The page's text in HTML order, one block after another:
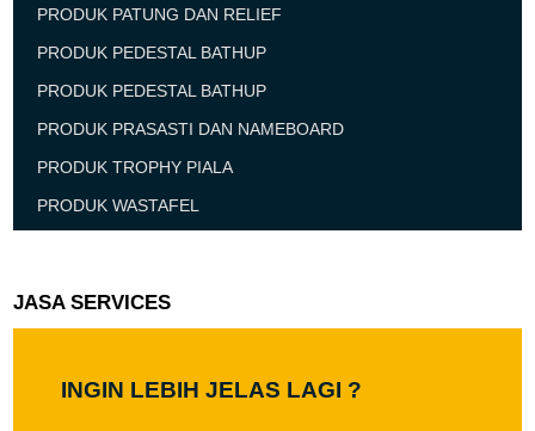
PRODUK PATUNG DAN RELIEF
PRODUK PEDESTAL BATHUP
PRODUK PEDESTAL BATHUP
PRODUK PRASASTI DAN NAMEBOARD
PRODUK TROPHY PIALA
PRODUK WASTAFEL
JASA SERVICES
INGIN LEBIH JELAS LAGI ?